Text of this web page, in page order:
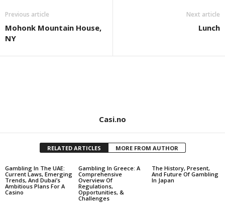
Previous article
Mohonk Mountain House,
NY
Next article
Lunch
Casi.no
RELATED ARTICLES MORE FROM AUTHOR
Gambling In The UAE:
Current Laws, Emerging
Trends, And Dubai’s
Ambitious Plans For A
Casino
Gambling In Greece: A
Comprehensive
Overview Of
Regulations,
Opportunities, &
Challenges
The History, Present,
And Future Of Gambling
In Japan